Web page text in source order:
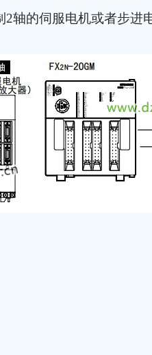
2轴的伺服电机或者步进